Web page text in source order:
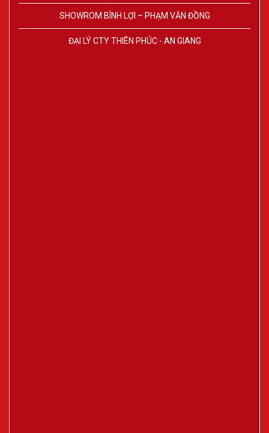
SHOWROM BÌNH LỢI – PHẠM VĂN ĐỒNG
ĐẠI LÝ CTY THIÊN PHÚC - AN GIANG